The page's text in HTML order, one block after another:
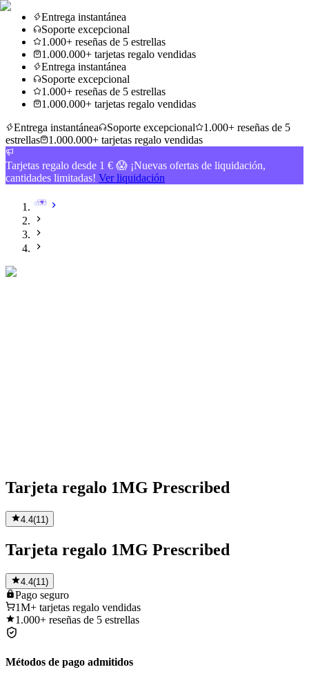
Entrega instantánea
Soporte excepcional
1.000+ reseñas de 5 estrellas
1.000.000+ tarjetas regalo vendidas
Entrega instantánea
Soporte excepcional
1.000+ reseñas de 5 estrellas
1.000.000+ tarjetas regalo vendidas
Entrega instantánea
Soporte excepcional
1.000+ reseñas de 5
estrellas
1.000.000+ tarjetas regalo vendidas
Tarjetas regalo desde 1 € 😱 ¡Nuevas ofertas de liquidación,
cantidades limitadas! Ver liquidación
Tarjeta regalo 1MG Prescribed
4.4(11 )
Tarjeta regalo 1MG Prescribed
4.4(11)
Pago seguro
1M+ tarjetas regalo vendidas
1.000+ reseñas de 5 estrellas
Métodos de pago admitidos